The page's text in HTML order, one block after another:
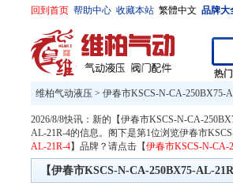
回到首页 帮助中心 收藏本站 繁體中文 品牌大
热
维柏气动液压 > 伊春市KSCS-N-CA-250BX75-
2026/8/8快讯：新的【伊春市KSCS-N-CA-
AL-21R-4的信息。阁下是第1位浏览伊春市
AL-21R-4】品牌？请点击【伊春市KSCS-N-CA-
【伊春市KSCS-N-CA-250BX75-AL-